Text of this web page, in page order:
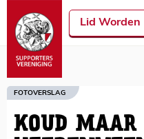
Lid Worden
FOTOVERSLAG
KOUD MAAR